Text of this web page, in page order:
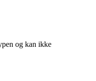
og kan ikke